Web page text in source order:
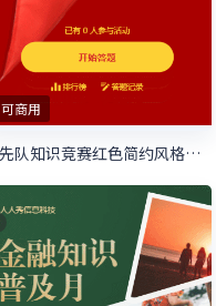
可商用
少先队知识竞赛红色简约风格答题活动